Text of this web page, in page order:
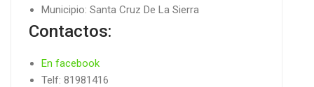
Municipio: Santa Cruz De La Sierra
Contactos:
En facebook
Telf: 81981416